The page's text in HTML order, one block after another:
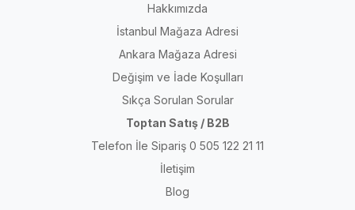
Hakkımızda
İstanbul Mağaza Adresi
Ankara Mağaza Adresi
Değişim ve İade Koşulları
Sıkça Sorulan Sorular
Toptan Satış / B2B
Telefon İle Sipariş 0 505 122 21 11
İletişim
Blog